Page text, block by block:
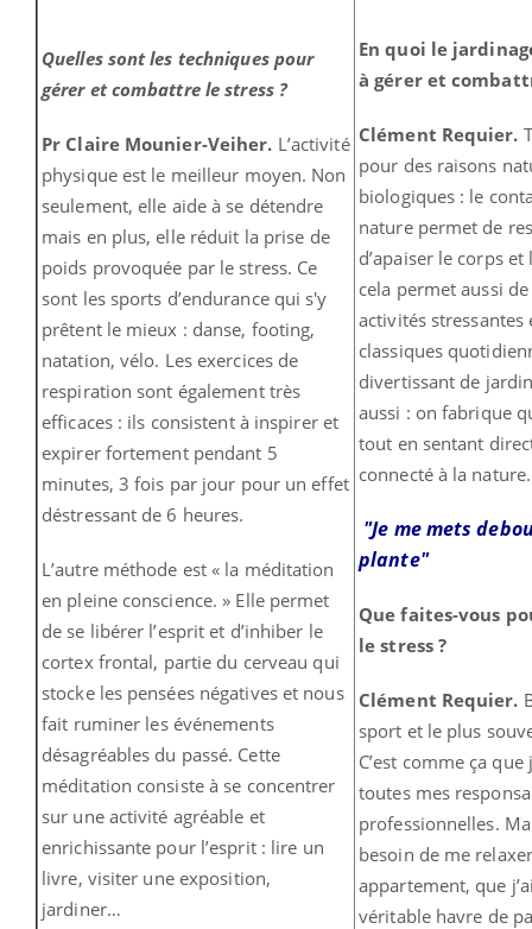
Quelles sont les techniques pour
gérer et combattre le stress ?
Pr Claire Mounier-Veiher. L’activité
physique est le meilleur moyen. Non
seulement, elle aide à se détendre
mais en plus, elle réduit la prise de
poids provoquée par le stress. Ce
sont les sports d’endurance qui s'y
prêtent le mieux : danse, footing,
natation, vélo. Les exercices de
respiration sont également très
efficaces : ils consistent à inspirer et
expirer fortement pendant 5
minutes, 3 fois par jour pour un effet
déstressant de 6 heures.
L’autre méthode est « la méditation
en pleine conscience. » Elle permet
de se libérer l’esprit et d’inhiber le
cortex frontal, partie du cerveau qui
stocke les pensées négatives et nous
fait ruminer les événements
désagréables du passé. Cette
méditation consiste à se concentrer
sur une activité agréable et
enrichissante pour l’esprit : lire un
livre, visiter une exposition,
jardiner…
En quoi le
à gérer et
Clément Requier.
pour des raisons
biologiques : le
nature permet de
d’apaiser le corps et
cela permet aussi
activités
classiques
divertissant de
aussi : on fabrique
tout en sentant
connecté à la nature.
"Je me mets
plante"
Que faites-vous
le stress ?
Clément Requier.
sport et le plus
C’est comme ça que
toutes mes
professionnelles.
besoin de me
appartement, que
véritable havre de